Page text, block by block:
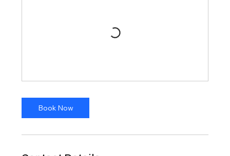
Book Now